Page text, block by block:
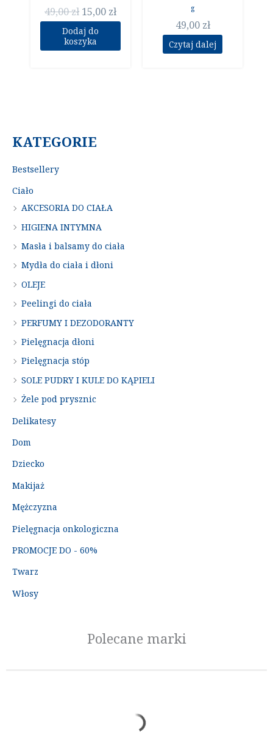
KATEGORIE
Bestsellery
Ciało
AKCESORIA DO CIAŁA
HIGIENA INTYMNA
Masła i balsamy do ciała
Mydła do ciała i dłoni
OLEJE
Peelingi do ciała
PERFUMY I DEZODORANTY
Pielęgnacja dłoni
Pielęgnacja stóp
SOLE PUDRY I KULE DO KĄPIELI
Żele pod prysznic
Delikatesy
Dom
Dziecko
Makijaż
Mężczyzna
Pielęgnacja onkologiczna
PROMOCJE DO - 60%
Twarz
Włosy
49,00zł 15,00 zł
Dodaj do
koszyka
g
49,00 zł
Czytaj dalej
Polecane marki